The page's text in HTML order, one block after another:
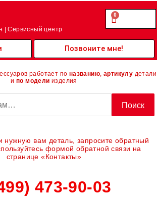
| Сервисный центр
0.00
0
Cart
Позвоните мне!
работает по названию артикулу детали
и по модели изделия
Поиск
нужную вам деталь, запросите обратный
формой обратной связи на
странице «Контакты»
473-90-03